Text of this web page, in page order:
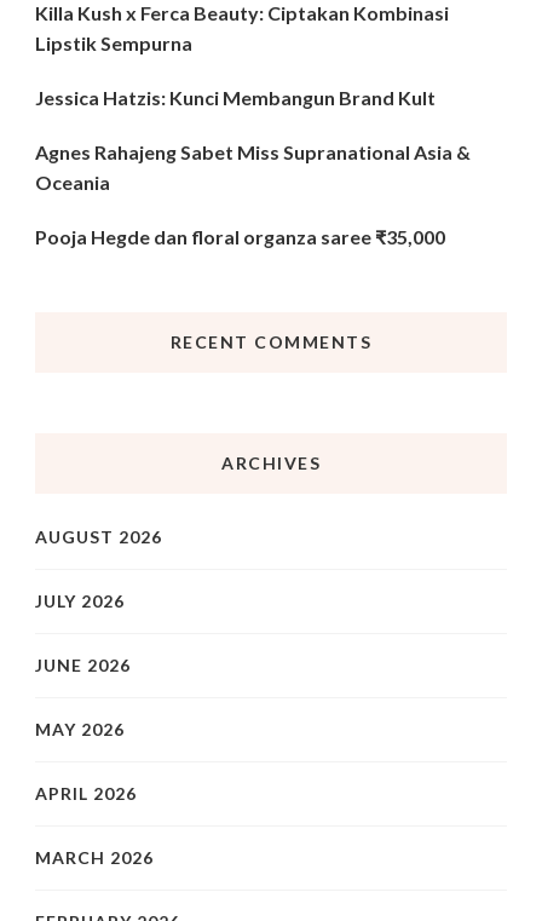
Killa Kush x Ferca Beauty: Ciptakan Kombinasi
Lipstik Sempurna
Jessica Hatzis: Kunci Membangun Brand Kult
Agnes Rahajeng Sabet Miss Supranational Asia &
Oceania
Pooja Hegde dan floral organza saree ₹35,000
RECENT COMMENTS
ARCHIVES
AUGUST 2026
JULY 2026
JUNE 2026
MAY 2026
APRIL 2026
MARCH 2026